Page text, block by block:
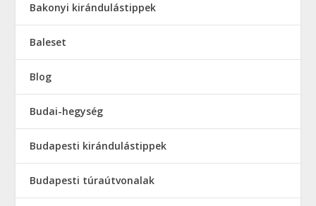
Bakonyi kirándulástippek
Baleset
Blog
Budai-hegység
Budapesti kirándulástippek
Budapesti túraútvonalak